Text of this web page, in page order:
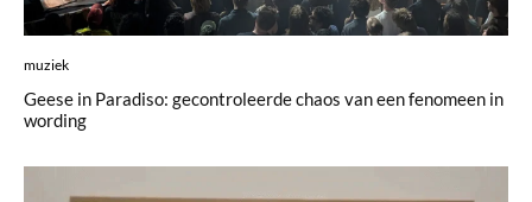
muziek
Geese in Paradiso: gecontroleerde chaos van een fenomeen in
wording